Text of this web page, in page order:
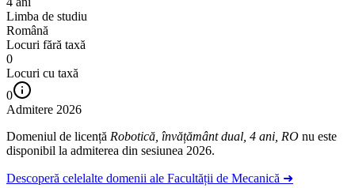
Limba de studiu
Română
Locuri fără taxă
0
Locuri cu taxă
0
Admitere 2026
Domeniul de licență Robotică, învățământ dual, 4 ani, RO nu este
disponibil la admiterea din sesiunea 2026.
Descoperă celelalte domenii ale Facultății de Mecanică ➜